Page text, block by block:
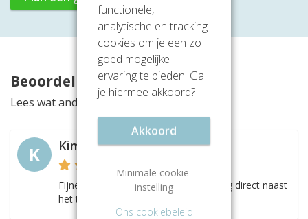
Beoordelingen
Lees wat anderen vinden van deze locatie
K Kimberly
Fijne werkplekken en een goede ligging direct naast
het treinstation.
functionele,
analytische en tracking
cookies om je een zo
goed mogelijke
ervaring te bieden. Ga
je hiermee akkoord?
Akkoord
Minimale cookie-
instelling
Ons cookiebeleid